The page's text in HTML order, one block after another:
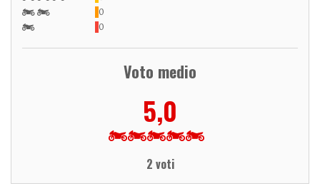
0
0
Voto medio
5,0
2 voti